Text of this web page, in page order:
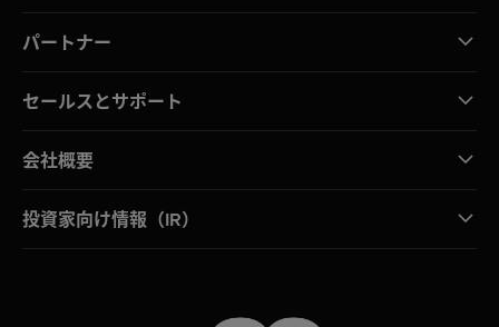
パートナー
セールスとサポート
会社概要
投資家向け情報（IR）